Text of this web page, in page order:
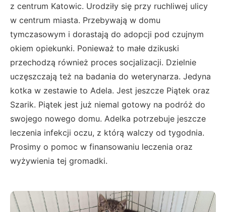
z centrum Katowic. Urodziły się przy ruchliwej ulicy
w centrum miasta. Przebywają w domu
tymczasowym i dorastają do adopcji pod czujnym
okiem opiekunki. Ponieważ to małe dzikuski
przechodzą również proces socjalizacji. Dzielnie
uczęszczają też na badania do weterynarza. Jedyna
kotka w zestawie to Adela. Jest jeszcze Piątek oraz
Szarik. Piątek jest już niemal gotowy na podróż do
swojego nowego domu. Adelka potrzebuje jeszcze
leczenia infekcji oczu, z którą walczy od tygodnia.
Prosimy o pomoc w finansowaniu leczenia oraz
wyżywienia tej gromadki.